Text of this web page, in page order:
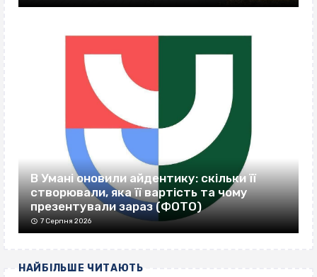
В Умані оновили айдентику: скільки її
створювали, яка її вартість та чому
презентували зараз (ФОТО)
7 Серпня 2026
НАЙБІЛЬШЕ ЧИТАЮТЬ